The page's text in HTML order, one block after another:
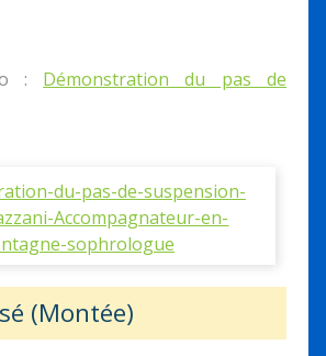
: Démonstration du pas de
(Montée)